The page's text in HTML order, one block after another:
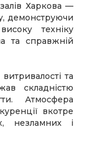
Харкова —
демонструючи
техніку
та справжній
та
складністю
Атмосфера
вкотре
незламних і